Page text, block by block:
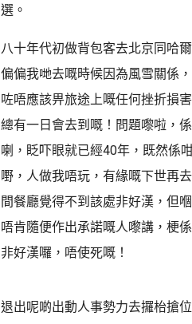
選。
八十年代初做背包客去北京同哈
偏偏我哋去嘅時候因為風雪關係
咗唔應該畀旅途上嘅任何挫折損
總有一日會去到嘅！問題嚟啦，
喇，眨吓眼就已經40年，既然係
嘢，人做我唔玩，有緣嘅下世再
間餐廳覺得不到該處非好漢，但
唔肯隨便作出承諾嘅人嚟講，梗
非好漢囉，唔使死嘅！
退出呢啲出動人事勢力去攞枱搶